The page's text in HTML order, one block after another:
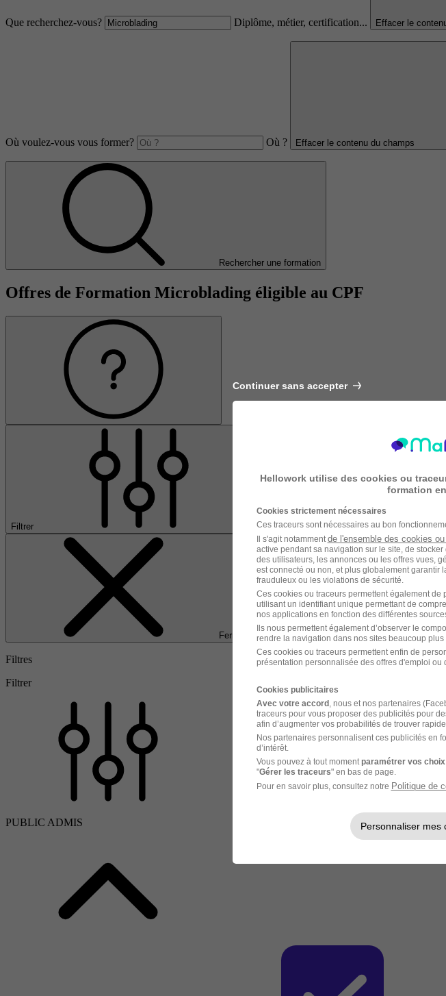
Que recherchez-vous? Diplôme, métier, certification... Effacer le
Où voulez-vous vous former? Où ? Effacer le contenu du champs
Rechercher une formation
Offres de Formation Microblading éligible au CPF
Filtrer
Fermer
Filtres
Filtrer
PUBLIC ADMIS
Continuer sans accepter
Hellowork utilise des cookies ou
formation
Cookies strictement nécessaires
Ces traceurs sont nécessaires au bon
Il s'agit notamment de l'ensemble des cookies
active pendant sa navigation sur le site, de
des utilisateurs, les annonces ou les offres vues,
est connecté ou non, et plus globalement garantir
frauduleux ou les violations de sécurité.
Ces cookies ou traceurs permettent également
utilisant un identifiant unique permettant de
nos applications en fonction des différentes
Ils nous permettent également d’observer le
rendre la navigation dans nos sites beaucoup plus
Ces cookies ou traceurs permettent enfin de
présentation personnalisée des offres d'emploi ou
Cookies publicitaires
Avec votre accord, nous et nos partenaires
traceurs pour vous proposer des publicités pour
afin d’augmenter vos probabilités de trouver
Nos partenaires personnalisent ces publicités en
d’intérêt.
Vous pouvez à tout moment paramétrer vos choix
"Gérer les traceurs" en bas de page.
Pour en savoir plus, consultez notre Politique de
Personnaliser mes